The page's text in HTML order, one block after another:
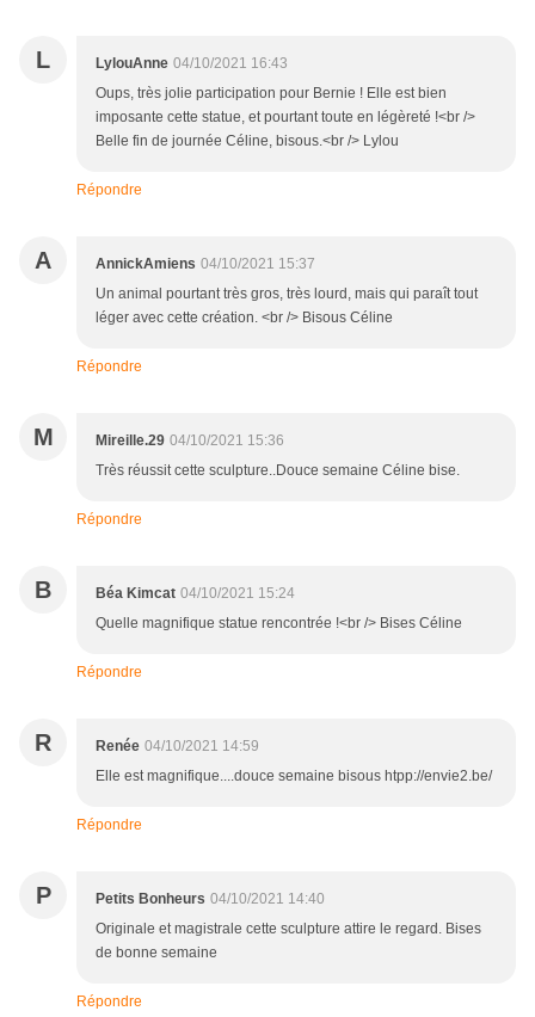
L LylouAnne 04/10/2021 16:43
Oups, très jolie participation pour Bernie ! Elle est bien
imposante cette statue, et pourtant toute en légèreté !<br />
Belle fin de journée Céline, bisous.<br /> Lylou
Répondre
A AnnickAmiens 04/10/2021 15:37
Un animal pourtant très gros, très lourd, mais qui paraît tout
léger avec cette création. <br /> Bisous Céline
Répondre
M Mireille.29 04/10/2021 15:36
Très réussit cette sculpture..Douce semaine Céline bise.
Répondre
B Béa Kimcat 04/10/2021 15:24
Quelle magnifique statue rencontrée !<br /> Bises Céline
Répondre
R Renée 04/10/2021 14:59
Elle est magnifique....douce semaine bisous htpp://envie2.be/
Répondre
P Petits Bonheurs 04/10/2021 14:40
Originale et magistrale cette sculpture attire le regard. Bises
de bonne semaine
Répondre